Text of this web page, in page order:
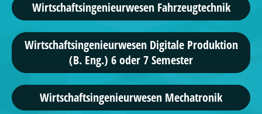
Wirtschafts­ingenieur­wesen Fahrzeugtechnik
Wirtschaftsingenieurwesen Digitale Produktion
(B. Eng.) 6 oder 7 Semester
Wirtschafts­ingenieur­wesen Mechatronik